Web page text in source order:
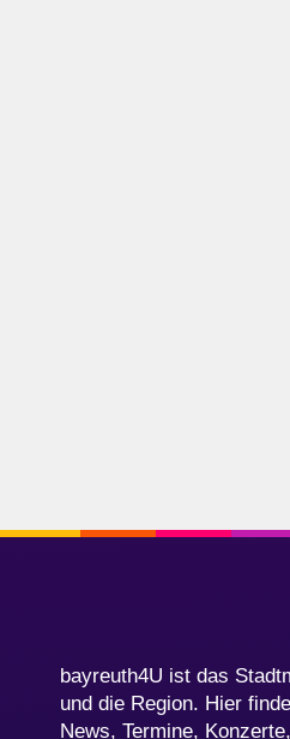
bayreuth4U ist das
und die Region. Hier
News, Termine,